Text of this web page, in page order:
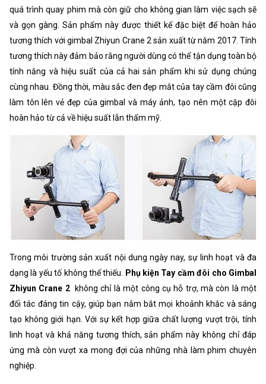
quá trình quay phim mà còn giữ cho không gian làm việc sạch sẽ
và gọn gàng. Sản phẩm này được thiết kế đặc biệt để hoàn hảo
tương thích với gimbal Zhiyun Crane 2 sản xuất từ năm 2017. Tính
tương thích này đảm bảo rằng người dùng có thể tận dụng toàn bộ
tính năng và hiệu suất của cả hai sản phẩm khi sử dụng chúng
cùng nhau. Đồng thời, màu sắc đen đẹp mắt của tay cầm đôi cũng
làm tôn lên vẻ đẹp của gimbal và máy ảnh, tạo nên một cặp đôi
hoàn hảo từ cả về hiệu suất lẫn thẩm mỹ.
Trong môi trường sản xuất nội dung ngày nay, sự linh hoạt và đa
dạng là yếu tố không thể thiếu.
Phụ kiện Tay cầm đôi cho Gimbal
Zhiyun Crane 2
không chỉ là một công cụ hỗ trợ, mà còn là một
đối tác đáng tin cậy, giúp bạn nắm bắt mọi khoảnh khắc và sáng
tạo không giới hạn. Với sự kết hợp giữa chất lượng vượt trội, tính
linh hoạt và khả năng tương thích, sản phẩm này không chỉ đáp
ứng mà còn vượt xa mong đợi của những nhà làm phim chuyên
nghiệp.